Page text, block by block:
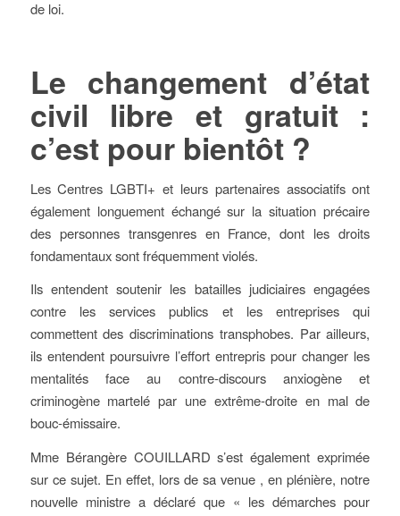
de loi.
Le changement d’état
civil libre et gratuit :
c’est pour bientôt ?
Les Centres LGBTI+ et leurs partenaires associatifs ont
également longuement échangé sur la situation précaire
des personnes transgenres en France, dont les droits
fondamentaux sont fréquemment violés.
Ils entendent soutenir les batailles judiciaires engagées
contre les services publics et les entreprises qui
commettent des discriminations transphobes. Par ailleurs,
ils entendent poursuivre l’effort entrepris pour changer les
mentalités face au contre-discours anxiogène et
criminogène martelé par une extrême-droite en mal de
bouc-émissaire.
Mme Bérangère COUILLARD s’est également exprimée
sur ce sujet. En effet, lors de sa venue , en plénière, notre
nouvelle ministre a déclaré que « les démarches pour